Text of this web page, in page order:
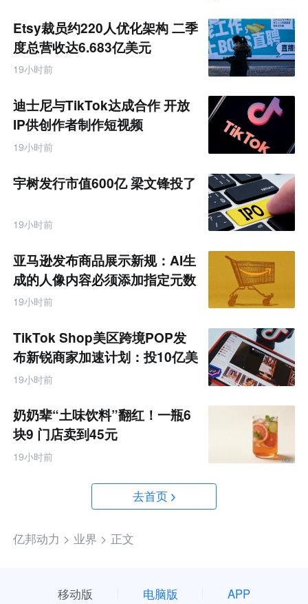
Etsy裁员约220人优化架构 二季
度总营收达6.683亿美元
19小时前
迪士尼与TikTok达成合作 开放
IP供创作者制作短视频
19小时前
宇树发行市值600亿 梁文锋投了
19小时前
亚马逊发布商品展示新规：AI生
成的人像内容必须添加指定元数
据
19小时前
TikTok Shop美区跨境POP发
布新锐商家加速计划：投10亿美
金资源帮扶四类商家
19小时前
奶奶辈“土味饮料”翻红！一瓶6
块9 门店卖到45元
19小时前
去首页
亿邦动力 > 业界 > 正文
移动版 电脑版 APP